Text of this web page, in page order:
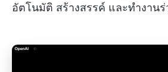
อัตโนมัติ สร้างสรรค์ และทำงาน